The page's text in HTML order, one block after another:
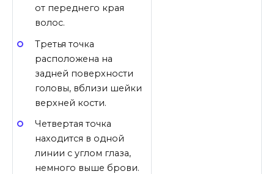
от переднего края
волос.
Третья точка
расположена на
задней поверхности
головы, вблизи шейки
верхней кости.
Четвертая точка
находится в одной
линии с углом глаза,
немного выше брови.